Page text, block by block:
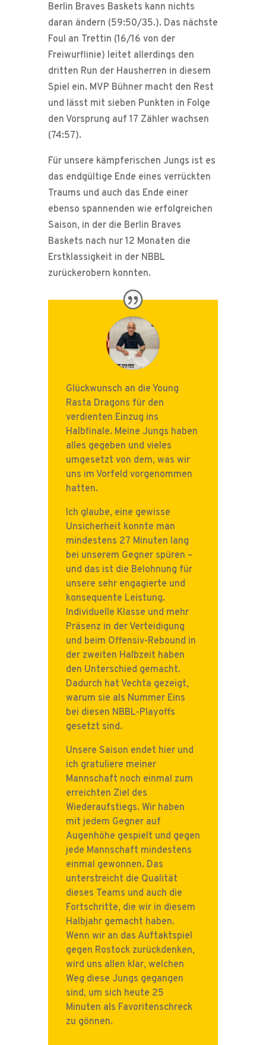
Berlin Braves Baskets kann nichts
daran ändern (59:50/35.). Das nächste
Foul an Trettin (16/16 von der
Freiwurflinie) leitet allerdings den
dritten Run der Hausherren in diesem
Spiel ein. MVP Bühner macht den Rest
und lässt mit sieben Punkten in Folge
den Vorsprung auf 17 Zähler wachsen
(74:57).
Für unsere kämpferischen Jungs ist es
das endgültige Ende eines verrückten
Traums und auch das Ende einer
ebenso spannenden wie erfolgreichen
Saison, in der die Berlin Braves
Baskets nach nur 12 Monaten die
Erstklassigkeit in der NBBL
zurückerobern konnten.
Glückwunsch an die Young
Rasta Dragons für den
verdienten Einzug ins
Halbfinale. Meine Jungs haben
alles gegeben und vieles
umgesetzt von dem, was wir
uns im Vorfeld vorgenommen
hatten.
Ich glaube, eine gewisse
Unsicherheit konnte man
mindestens 27 Minuten lang
bei unserem Gegner spüren –
und das ist die Belohnung für
unsere sehr engagierte und
konsequente Leistung.
Individuelle Klasse und mehr
Präsenz in der Verteidigung
und beim Offensiv-Rebound in
der zweiten Halbzeit haben
den Unterschied gemacht.
Dadurch hat Vechta gezeigt,
warum sie als Nummer Eins
bei diesen NBBL-Playoffs
gesetzt sind.
Unsere Saison endet hier und
ich gratuliere meiner
Mannschaft noch einmal zum
erreichten Ziel des
Wiederaufstiegs. Wir haben
mit jedem Gegner auf
Augenhöhe gespielt und gegen
jede Mannschaft mindestens
einmal gewonnen. Das
unterstreicht die Qualität
dieses Teams und auch die
Fortschritte, die wir in diesem
Halbjahr gemacht haben.
Wenn wir an das Auftaktspiel
gegen Rostock zurückdenken,
wird uns allen klar, welchen
Weg diese Jungs gegangen
sind, um sich heute 25
Minuten als Favoritenschreck
zu gönnen.